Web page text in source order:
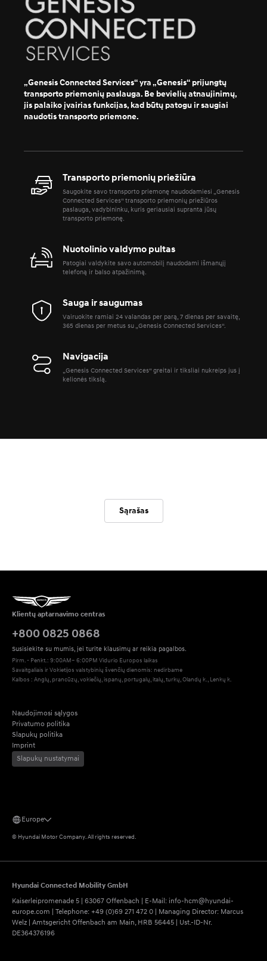
„Genesis Connected Services“ yra „Genesis“ prijungtų
transporto priemonių paslauga. Be bevielių atnaujinimų,
jis palaiko įvairias funkcijas, kad būtų patogu ir saugiai
naudotis transporto priemone.
Transporto priemonių priežiūra
Saugokite savo transporto priemonę naudodamiesi „Genesis
Connected Services“ transporto priemonių priežiūros
paslauga, vadybininku, kuris geriausiai supranta jūsų
transporto priemonę.
Nuotolinio valdymo pultas
Patogiai valdykite savo automobilį naudodami išmanųjį
telefoną ir balso atpažinimą.
Sauga ir saugumas
Vairuokite ramiai 24 valandas per parą, 7 dienas per savaitę,
365 dienas per metus su „Genesis Connected Services“.
Navigacija
„Genesis Connected Services“ greitai ir tiksliai nukreips jus į
kelionės tikslą.
Sąrašas
Klientų aptarnavimo centras
+800 0825 0868
Susisiekite su mumis, jei turite klausimų ar reikia pagalbos.
Pirm. - Penkt.: 9:00AM– 6:00PM Vidurio Europos laikas
Savaitgaliais ir Vokietijos valstybinių švenčių dienomis: nedirbame
Kalbos : Anglų, prancūzų, vokiečių, ispanų, portugalų, italų, turkų, Olandų k., Lenkų k.
Naudojimosi sąlygos
Privatumo politika
Slapukų politika
Imprint
Slapukų nustatymai
Europe
© Hyundai Motor Company.All rights reserved.
Hyundai Connected Mobility GmbH
Kaiserleipromenade 5 | 63067 Offenbach | E-Mail: info-hcm@hyundai-
europe.com | Telephone: +49 (0)69 271 472 0 | Managing Director: Marcus
Welz | Amtsgericht Offenbach am Main, HRB 56445 | Ust.-ID-Nr.
DE364376196